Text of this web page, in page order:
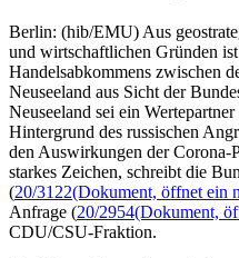
Berlin: (hib/EMU) Aus
und wirtschaftlichen Gründen
Handelsabkommens zwischen
Neuseeland aus Sicht der
Neuseeland sei ein
Hintergrund des russischen
den Auswirkungen der Corona-
starkes Zeichen, schreibt die
(20/3122(Dokument, öffnet ein
Anfrage (20/2954(Dokument,
CDU/CSU-Fraktion.